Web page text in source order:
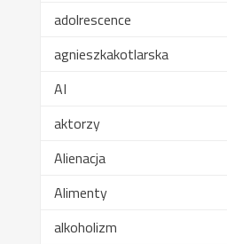
adolrescence
agnieszkakotlarska
AI
aktorzy
Alienacja
Alimenty
alkoholizm